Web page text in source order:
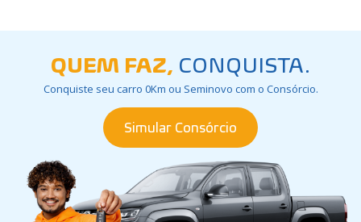
QUEM FAZ, CONQUISTA.
Conquiste seu carro 0Km ou Seminovo com o Consórcio.
Simular Consórcio